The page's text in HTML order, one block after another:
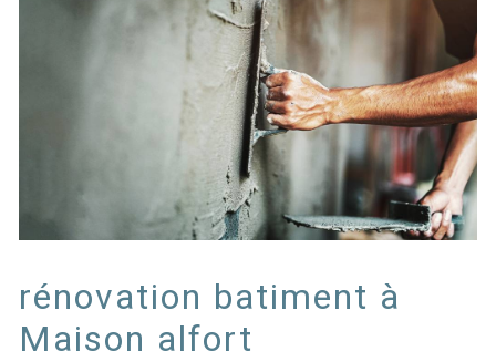
rénovation batiment à
Maison alfort